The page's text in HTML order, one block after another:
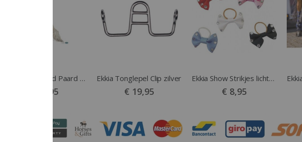
Ekkia Steigerend Paard wit
€ 10,95
Ekkia Tonglepel Clip zilver
€ 19,95
Ekkia Show Strikjes lichtblauw
€ 8,95